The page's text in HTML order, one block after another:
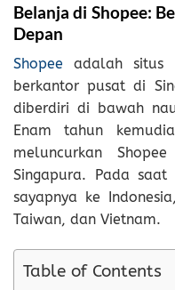
Belanja di Shopee:
Depan
Shopee adalah situs
berkantor pusat di
diberdiri di bawah
Enam tahun
meluncurkan
Singapura. Pada
sayapnya ke
Taiwan, dan Vietnam.
Table of Contents